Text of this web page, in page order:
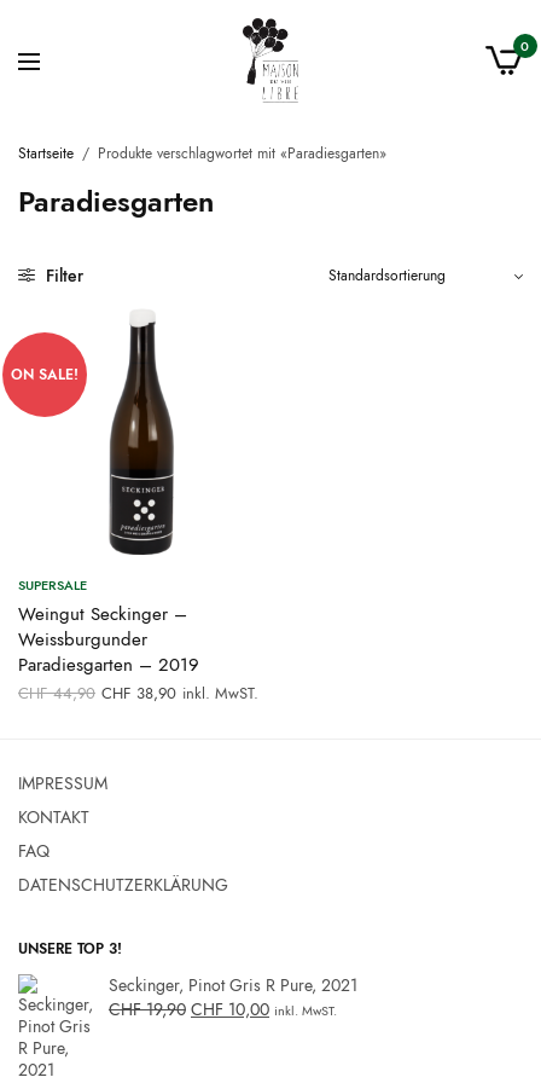
0
Startseite / Produkte verschlagwortet mit «Paradiesgarten»
Paradiesgarten
Filter
ON SALE!
SUPERSALE
Weingut Seckinger –
Weissburgunder
Paradiesgarten – 2019
CHF44,90 Ursprünglicher
Preis war:
CHF 38,90Aktueller
inkl. MwST.
IMPRESSUM
KONTAKT
FAQ
DATENSCHUTZERKLÄRUNG
UNSERE TOP 3!
Seckinger, Pinot Gris R Pure, 2021
CHF19,90 CHF 10,00 inkl. MwST.